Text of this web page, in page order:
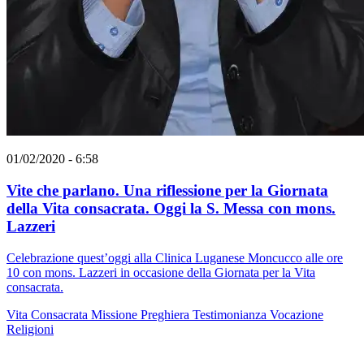
01/02/2020 - 6:58
Vite che parlano. Una riflessione per la Giornata
della Vita consacrata. Oggi la S. Messa con mons.
Lazzeri
Celebrazione quest’oggi alla Clinica Luganese Moncucco alle ore
10 con mons. Lazzeri in occasione della Giornata per la Vita
consacrata.
Vita Consacrata Missione Preghiera Testimonianza Vocazione
Religioni